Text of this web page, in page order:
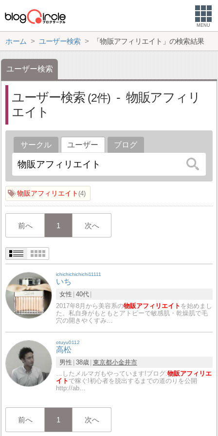
MENU
ホーム ユーザー検索 「物販アフィリエイト」の検索結果
ユーザー検索
ユーザー検索 2
物販アフィリ
エイト
サークル ユーザー ブログ
物販アフィリエイト 4
前へ 1 次へ
ichichichichichi11111
いち
女性 40代
2017年8月から美容系の物販アフィリエイト を始めまし
た。私自身がもともとアトピーで敏感肌・乾燥肌で毛
穴の開きやくすみ…
otuyu0112
高松
男性 38歳 東京都小金井市
…したメルマガもやっています!ブログ:物販アフィリエ
イト で稼ぐ!初心者を脱出するまでの道のりを公開
http://ab…
前へ 1 次へ